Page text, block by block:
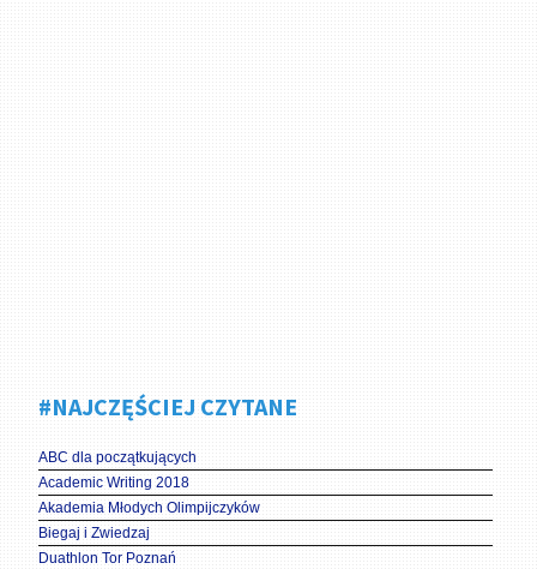
#NAJCZĘŚCIEJ CZYTANE
ABC dla początkujących
Academic Writing 2018
Akademia Młodych Olimpijczyków
Biegaj i Zwiedzaj
Duathlon Tor Poznań